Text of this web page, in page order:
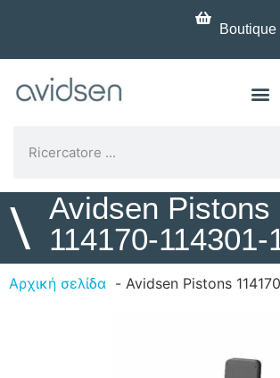
Boutique
\ Avidsen Pistons
114170-114301-
Αρχική σελίδα Avidsen Pistons